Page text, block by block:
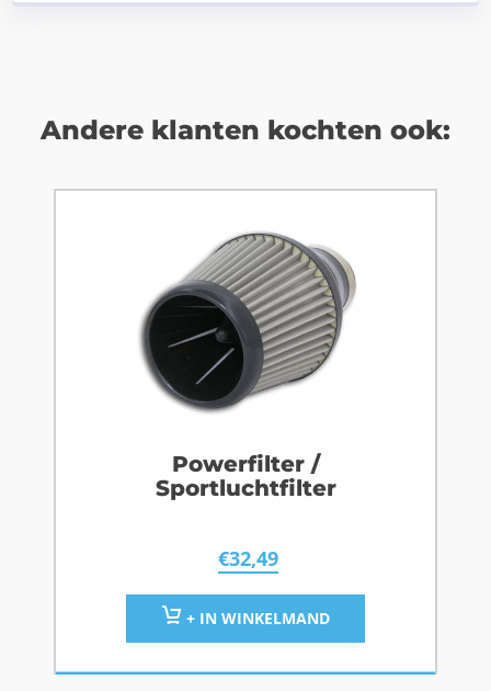
Andere klanten kochten ook:
Powerfilter /
Sportluchtfilter
€32,49
+ IN WINKELMAND